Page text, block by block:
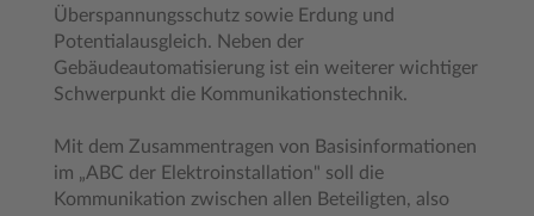
Überspannungsschutz sowie Erdung und
Potentialausgleich. Neben der
Gebäudeautomatisierung ist ein weiterer wichtiger
Schwerpunkt die Kommunikationstechnik.
Mit dem Zusammentragen von Basisinformationen
im „ABC der Elektroinstallation" soll die
Kommunikation zwischen allen Beteiligten, also